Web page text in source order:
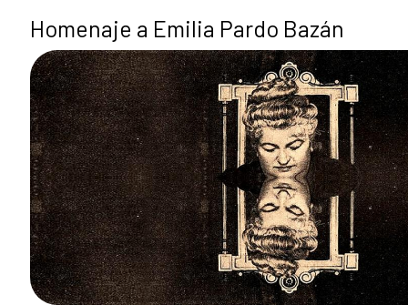
Homenaje a Emilia Pardo Bazán